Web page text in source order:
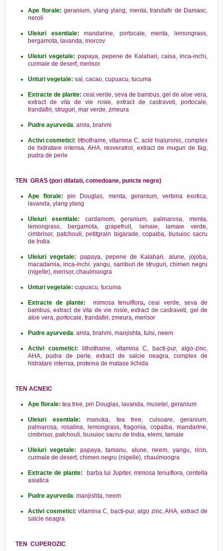
Ape florale: geranium, ylang ylang, menta, trandafir de Damasc,
neroli
Uleiuri esentiale: mandarine, portocale, menta, lemongrass,
bergamota, lavanda, morcov
Uleiuri vegetale: papaya, pepene de Kalahari, caisa, inca-inchi,
curmale de desert, merisor
Unturi vegetale: sal, cacao, cupuacu, tucuma
Extracte de plante: ceai verde, seva de bambus, gel de aloe vera,
extract de vita de vie rosie, extract de castraveti, portocale,
trandafiri, struguri, mar verde, zmeura
Pudre ayurveda: amla, brahmi
Activi cosmetici: lithothame, vitamina C, acid hialuronic, complex
de hidratare intensa, AHA, resveratrol, extract de muguri de fag,
pudra de perle
TEN GRAS (pori dilatati, comedoane, puncte negre)
Ape florale:
pin Douglas, menta, geranium, verbina exotica,
lavanda, ylang ylang
Uleiuri esentiale: cardamom, geranium, palmarosa, menta,
lemongrass, bergamota, grapefruit, lamaie, lamaie verde,
cimbrisor, patchouli, petitgrain bigarade, copaiba, busuioc sacru
de India
Uleiuri vegetale: papaya, pepene de Kalahari, alune, jojoba,
macadamia, inca-inchi, yangu, samburi de struguri, chimen negru
(nigelle), merisor, chaulmoogra
Unturi vegetale: cupuacu, tucuma
Extracte de plante: mimosa tenuiflora,ceai verde, seva de
bambus, extract de vita de vie rosie, extract de castraveti, gel de
aloe vera, portocale, trandafiri, zmeura, merisor
Pudre ayurveda: amla, brahmi, manjishta, tulsi, neem
Activi cosmetici:
lithothame, vitamina C, bacti-pur, algo-zinc,
AHA, pudra de perle, extract de salcie neagra, complex de
hidratare intensa, proteina de matase lichida
TEN ACNEIC
Ape florale: tea tree, pin Douglas, lavanda, musetel, geranium
Uleiuri esentiale: manuka, tea tree, cuisoare, geranium,
palmarosa, rosalina, lemongrass, fragonia, copaiba, mandarine,
cimbrisor, patchouli, busuioc sacru de India, elemi, tamaie
Uleiuri vegetale: papaya, tamanu, alune, neem, yangu, ricin,
curmale de desert, chimen negru (nigelle), chaulmoogra
Extracte de plante:
barba lui Jupiter, mimosa tenuiflora, centella
asiatica
Pudre ayurveda: manjishta, neem
Activi cosmetici: vitamina C, bacti-pur, algo zinc, AHA, extract de
salcie neagra
TEN CUPEROZIC